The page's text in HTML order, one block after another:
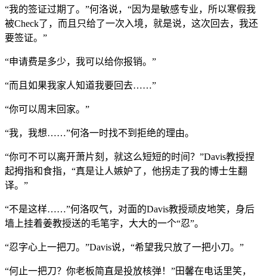
“我的签证过期了。”何洛说，“因为是敏感专业，所以寒假我
被Check了，而且只给了一次入境，就是说，这次回去，我还
要签证。”
“申请费是多少，我可以给你报销。”
“而且如果我家人知道我要回去……”
“你可以周末回家。”
“我，我想……”何洛一时找不到拒绝的理由。
“你可不可以离开萧片刻，就这么短短的时间？”Davis教授捏
起拇指和食指，“真是让人嫉妒了，他拐走了我的博士生翻
译。”
“不是这样……”何洛叹气，对面的Davis教授顽皮地笑，身后
墙上挂着姜教授送的毛笔字，大大的一个“忍”。
“忍字心上一把刀。”Davis说，“希望我只放了一把小刀。”
“何止一把刀？你老板简直是投放核弹！”田馨在电话里笑，